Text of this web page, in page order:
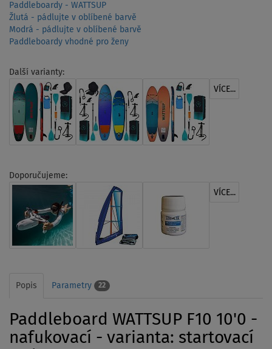
Paddleboardy - WATTSUP
Žlutá - pádlujte v oblíbené barvě
Modrá - pádlujte v oblíbené barvě
Paddleboardy vhodné pro ženy
Další varianty:
VÍCE...
Doporučujeme:
VÍCE...
Popis Parametry 22
Paddleboard WATTSUP F10 10'0 -
nafukovací - varianta: startovací